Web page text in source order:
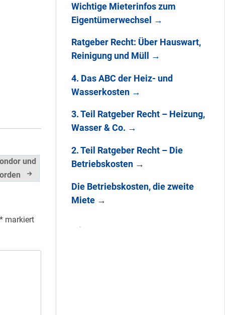
und
markiert
Wichtige Mieterinfos zum
Eigentümerwechsel →
Ratgeber Recht: Über Hauswart,
Reinigung und Müll
→
4. Das ABC der Heiz- und
Wasserkosten →
3. Teil Ratgeber Recht – Heizung,
Wasser & Co. →
2. Teil Ratgeber Recht – Die
Betriebskosten →
Die Betriebskosten, die zweite
Miete →
zwei Hahnebergen
kam
100 Jahre
Heerstraße